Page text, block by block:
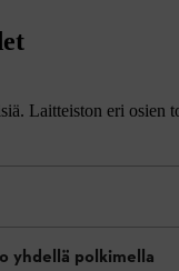
Laitteiston eri osien
yhdellä polkimella